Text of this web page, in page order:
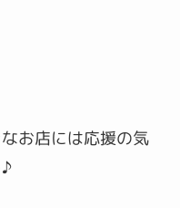
お店には応援の気